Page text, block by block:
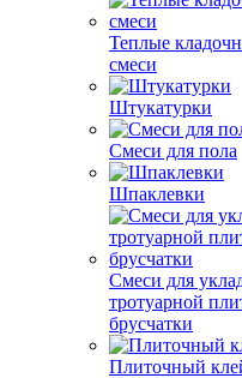
Теплые
смеси
Штукатурки
Смеси для пола
Шпаклевки
Смеси для
тротуарной
брусчатки
Плиточный